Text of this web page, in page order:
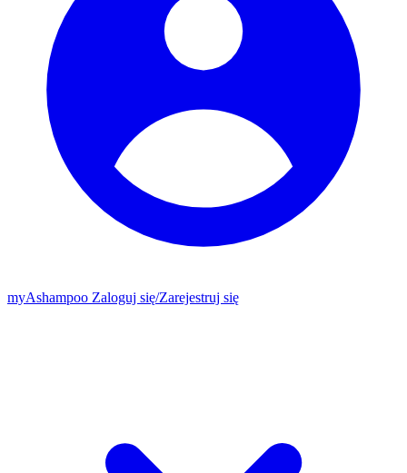
myAshampoo Zaloguj się/Zarejestruj się